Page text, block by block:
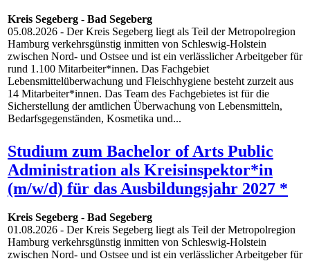
Kreis Segeberg - Bad Segeberg
05.08.2026 - Der Kreis Segeberg liegt als Teil der Metropolregion
Hamburg verkehrsgünstig inmitten von Schleswig-Holstein
zwischen Nord- und Ostsee und ist ein verlässlicher Arbeitgeber für
rund 1.100 Mitarbeiter*innen. Das Fachgebiet
Lebensmittelüberwachung und Fleischhygiene besteht zurzeit aus
14 Mitarbeiter*innen. Das Team des Fachgebietes ist für die
Sicherstellung der amtlichen Überwachung von Lebensmitteln,
Bedarfsgegenständen, Kosmetika und...
Studium zum Bachelor of Arts Public
Administration als Kreisinspektor*in
(m/w/d) für das Ausbildungsjahr 2027 *
Kreis Segeberg - Bad Segeberg
01.08.2026 - Der Kreis Segeberg liegt als Teil der Metropolregion
Hamburg verkehrsgünstig inmitten von Schleswig-Holstein
zwischen Nord- und Ostsee und ist ein verlässlicher Arbeitgeber für